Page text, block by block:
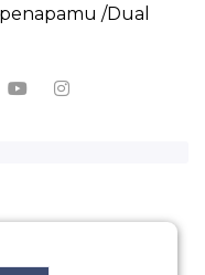
/Dual